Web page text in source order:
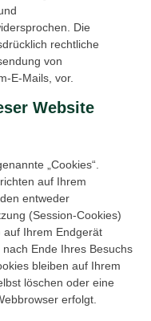
Die
rechtliche
von
E-Mails, vor.
Website
„Cookies“.
auf Ihrem
entweder
(Session-Cookies)
Ihrem Endgerät
Ende Ihres Besuchs
bleiben auf Ihrem
löschen oder eine
erfolgt.